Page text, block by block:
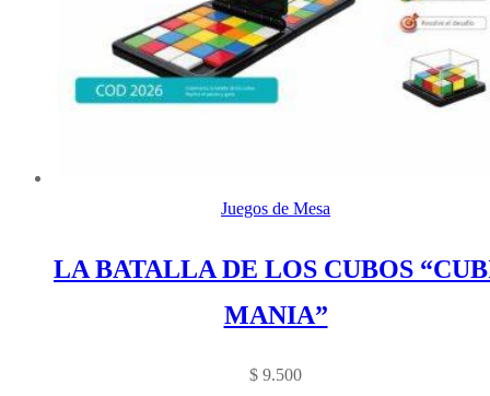
Juegos de Mesa
LA BATALLA DE LOS CUBOS
MANIA”
$ 9.500